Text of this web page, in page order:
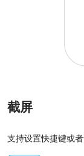
截屏
支持设置快捷键或